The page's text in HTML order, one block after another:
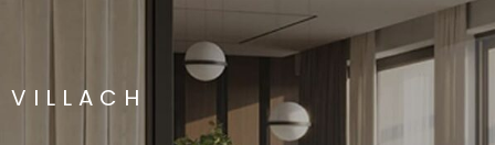
VILLACH